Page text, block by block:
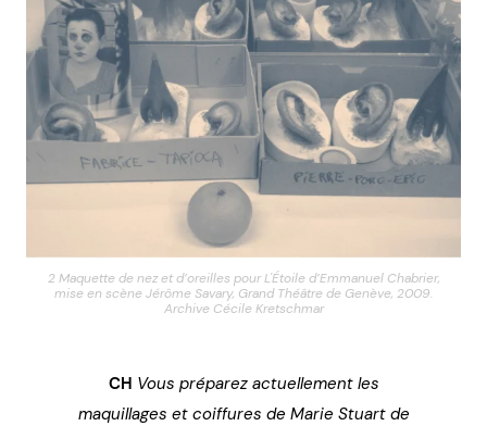
2 Maquette de nez et d’oreilles pour L'Étoile d’Emmanuel Chabrier,
mise en scène Jérôme Savary, Grand Théâtre de Genève, 2009.
Archive Cécile Kretschmar
CH Vous préparez actuellement les
maquillages et coiffures de Marie Stuart de